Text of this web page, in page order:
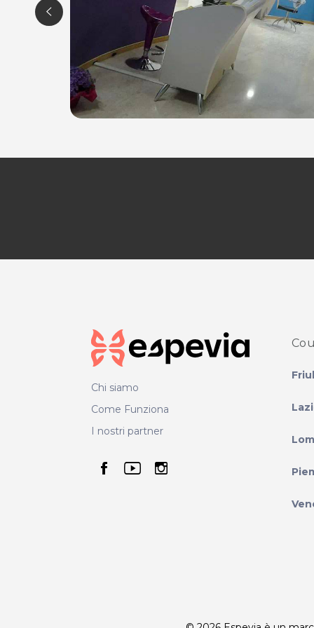
Chi siamo
Come Funziona
I nostri partner
seguici su facebook
seguici su youtube
seguici su